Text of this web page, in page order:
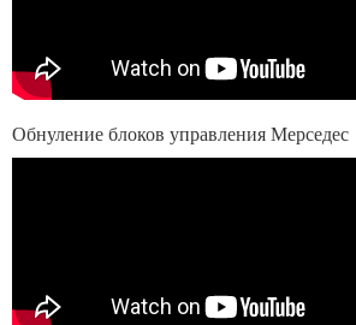
Обнуление блоков управления Мерседес